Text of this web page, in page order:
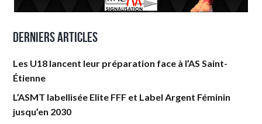
Derniers articles
Les U18 lancent leur préparation face à l’AS Saint-
Étienne
L’ASMT labellisée Elite FFF et Label Argent Féminin
jusqu’en 2030